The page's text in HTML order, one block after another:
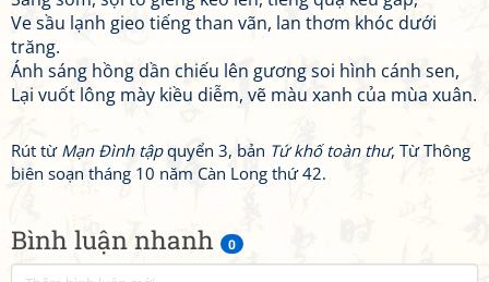
Bình luận nhanh 0
Ve sầu lạnh gieo tiếng than vãn, lan thơm khóc dưới
trăng.
Ánh sáng hồng dần chiếu lên gương soi hình cánh sen,
Lại vuốt lông mày kiều diễm, vẽ màu xanh của mùa xuân.
Rút từ Mạn Đình tậpquyển 3, bản Tứ khố toàn thư, Từ Thông
biên soạn tháng 10 năm Càn Long thứ 42.